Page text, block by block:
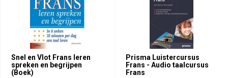
Snel en Vlot Frans leren
spreken en begrijpen
(Boek)
Prisma Luistercursus
Frans - Audio taalcursus
Frans